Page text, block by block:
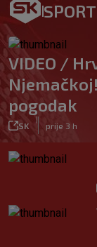
SPORT
VIDEO /
pogodak
SK prije 3 h